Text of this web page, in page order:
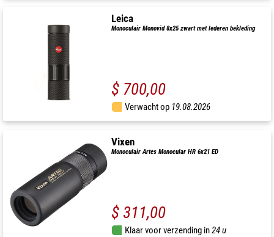
Leica
Monoculair Monovid 8x25 zwart met lederen bekleding
$ 700,00
Verwacht op 19.08.2026
Vixen
Monoculair Artes Monocular HR 6x21 ED
$ 311,00
Klaar voor verzending in24 u